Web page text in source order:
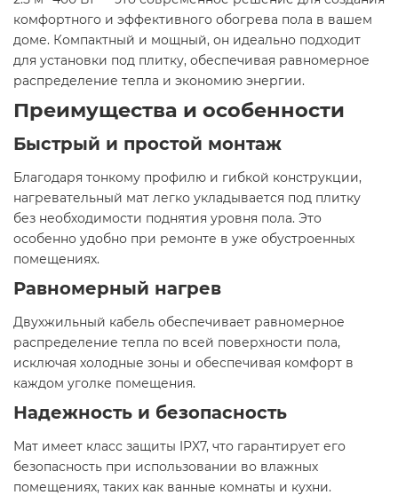
комфортного и эффективного обогрева пола в вашем
доме. Компактный и мощный, он идеально подходит
для установки под плитку, обеспечивая равномерное
распределение тепла и экономию энергии.​
Преимущества и особенности
Быстрый и простой монтаж
Благодаря тонкому профилю и гибкой конструкции,
нагревательный мат легко укладывается под плитку
без необходимости поднятия уровня пола. Это
особенно удобно при ремонте в уже обустроенных
помещениях.​
Равномерный нагрев
Двухжильный кабель обеспечивает равномерное
распределение тепла по всей поверхности пола,
исключая холодные зоны и обеспечивая комфорт в
каждом уголке помещения.​
Надежность и безопасность
Мат имеет класс защиты IPX7, что гарантирует его
безопасность при использовании во влажных
помещениях, таких как ванные комнаты и кухни.​